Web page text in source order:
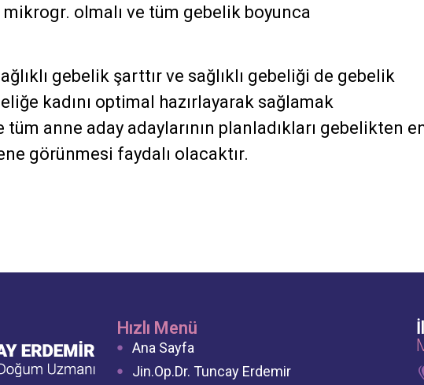
mikrogr. olmalı ve tüm gebelik boyunca
gebelik şarttır ve sağlıklı gebeliği de gebelik
kadını optimal hazırlayarak sağlamak
tüm anne aday adaylarının planladıkları gebelikten
görünmesi faydalı olacaktır.
Hızlı Menü
Ana Sayfa
Jin.Op.Dr. Tuncay Erdemir